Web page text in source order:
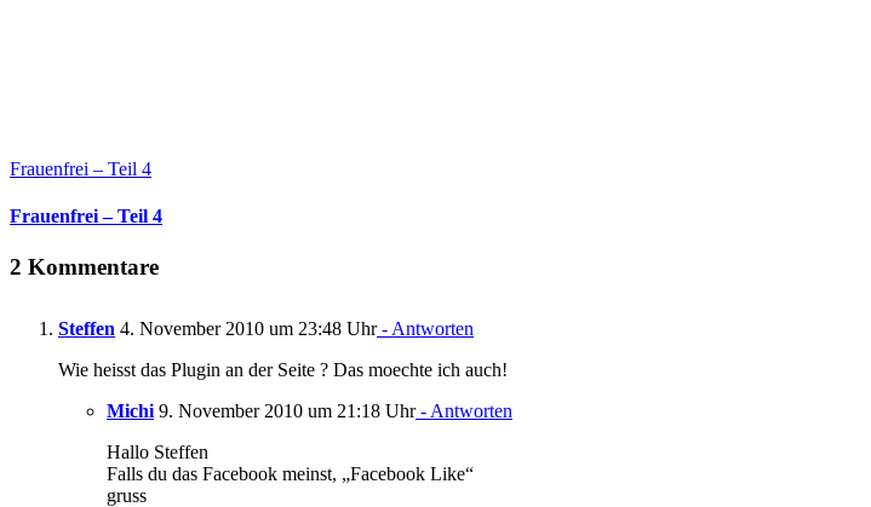
Frauenfrei – Teil 4
Frauenfrei – Teil 4
2 Kommentare
Steffen 4. November 2010 um 23:48 Uhr- Antworten
Wie heisst das Plugin an der Seite ? Das moechte ich auch!
Michi 9. November 2010 um 21:18 Uhr- Antworten
Hallo Steffen
Falls du das Facebook meinst, „Facebook Like“
gruss